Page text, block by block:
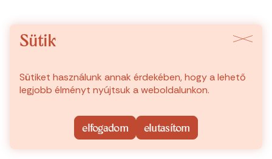
Sütik
Sütiket használunk annak érdekében, hogy a lehető
legjobb élményt nyújtsuk a weboldalunkon.
elfogadom elutasítom